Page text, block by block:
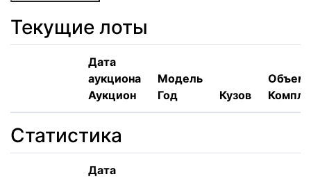
Текущие лоты
Дата
аукциона
Аукцион
Модель
Год
Кузов
Объем,
Статистика
Дата